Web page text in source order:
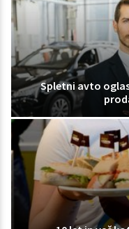
Spletni avto